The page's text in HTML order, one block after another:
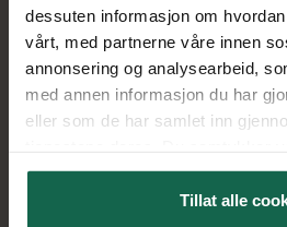
dessuten informasjon om
vårt, med partnerne våre innen
annonsering og analysearbeid,
med annen informasjon du har
eller som de har samlet inn
informasjonskapsler ved å bruke
Tillat alle
Oslo
Man - fre 08:00 - 16:00